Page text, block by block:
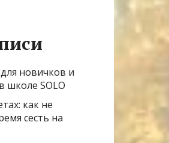
новичков и
школе SOLO
как не
сесть на